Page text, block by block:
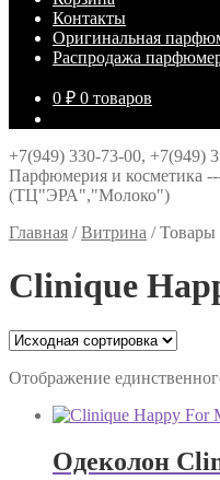
Контакты
Оригинальная
Распродажа
0 ₽ 0 товаров
+7(949) 330-73-00, +7(949)
Парфюмерия и косметика
(ТЦ"ЭРА","Молоко")
Главная /Витрина /Товары
Clinique
Отображение
Одеколон